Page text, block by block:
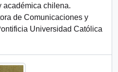
académica chilena.
de Comunicaciones y
Universidad Católica